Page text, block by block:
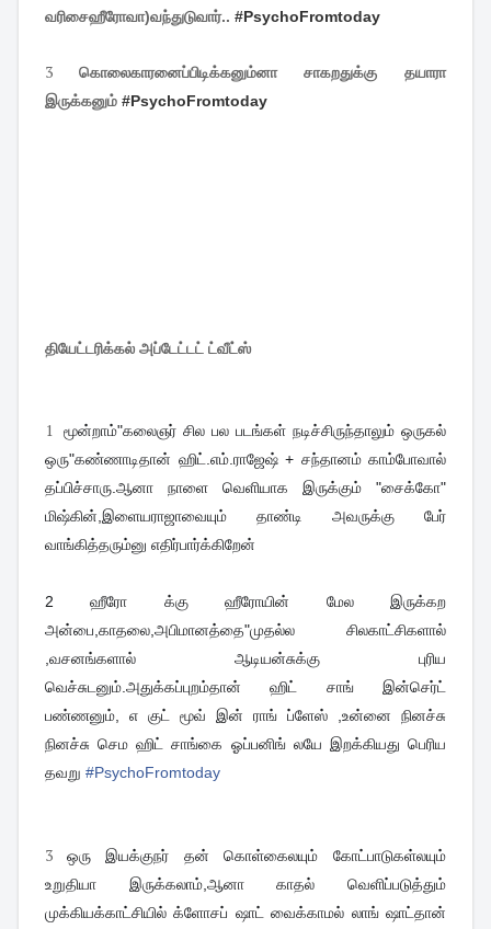
வரிசைஹீரோவா)வந்துடுவார்.. #PsychoFromtoday
3
கொலைகாரனைப்பிடிக்கனும்னா சாகறதுக்கு தயாரா
இருக்கனும் #PsychoFromtoday
தியேட்டரிக்கல் அப்டேட்டட் ட்வீட்ஸ்
1 மூன்றாம்"கலைஞர் சில பல படங்கள் நடிச்சிருந்தாலும் ஒருகல்
ஒரு"கண்ணாடிதான் ஹிட்.எம்.ராஜேஷ் + சந்தானம் காம்போவால்
தப்பிச்சாரு.ஆனா நாளை வெளியாக இருக்கும் "சைக்கோ"
மிஷ்கின்,இளையராஜாவையும் தாண்டி அவருக்கு பேர்
வாங்கித்தரும்னு எதிர்பார்க்கிறேன்
2ஹீரோ க்கு ஹீரோயின் மேல இருக்கற
அன்பை,காதலை,அபிமானத்தை"முதல்ல சிலகாட்சிகளால்
,வசனங்களால் ஆடியன்சுக்கு புரிய
வெச்சுடனும்.அதுக்கப்புறம்தான் ஹிட் சாங் இன்செர்ட்
பண்ணனும், எ குட் மூவ் இன் ராங் ப்ளேஸ் ,உன்னை நினச்சு
நினச்சு செம ஹிட் சாங்கை ஓப்பனிங் லயே இறக்கியது பெரிய
தவறு #PsychoFromtoday
3
ஒரு இயக்குநர் தன் கொள்கைலயும் கோட்பாடுகள்லயும்
உறுதியா இருக்கலாம்,ஆனா காதல் வெளிப்படுத்தும்
முக்கியக்காட்சியில் க்ளோசப் ஷாட் வைக்காமல் லாங் ஷாட்தான்